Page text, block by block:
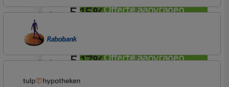
Offerte aanvragen
5,15%
Offerte aanvragen
annuiteit
5,17%
Rabobank Spaarbank
Basisvoorwaarden
annuiteit
Plusvoorwaarden (Incl. Korting)